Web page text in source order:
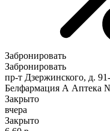
Забронировать
Забронировать
пр-т Дзержинского, д.
Белфармация А Аптека
Закрыто
вчера
Закрыто